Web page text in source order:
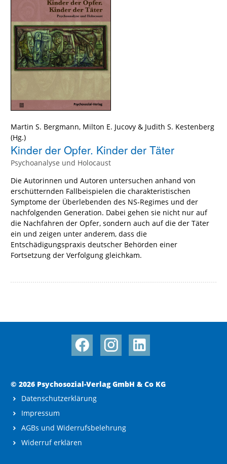
Martin S. Bergmann, Milton E. Jucovy & Judith S. Kestenberg
(Hg.)
Kinder der Opfer. Kinder der Täter
Psychoanalyse und Holocaust
Die Autorinnen und Autoren untersuchen anhand von
erschütternden Fallbeispielen die charakteristischen
Symptome der Überlebenden des NS-Regimes und der
nachfolgenden Generation. Dabei gehen sie nicht nur auf
die Nachfahren der Opfer, sondern auch auf die der Täter
ein und zeigen unter anderem, dass die
Entschädigungspraxis deutscher Behörden einer
Fortsetzung der Verfolgung gleichkam.
© 2026 Psychosozial-Verlag GmbH & Co KG
Datenschutzerklärung
Impressum
AGBs und Widerrufsbelehrung
Widerruf erklären